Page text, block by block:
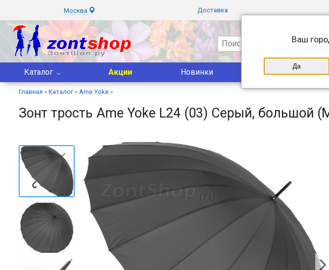
Москва Доставка
Каталог Акции Новинки Популярные
Главная » Каталог» Ame Yoke »
Зонт трость Ame Yoke L24 (03) Серый, большой
Ваш
Да